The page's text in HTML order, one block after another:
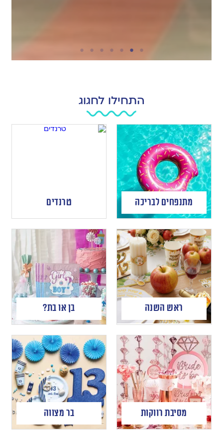
התחילו לחגוג
מתנפחים לבריכה טרנדים
ראש השנה בן או בת?
מסיבת רווקות בר מצווה